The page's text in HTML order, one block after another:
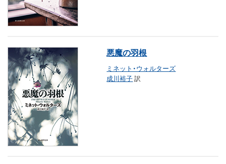
悪魔の羽根
ミネット・ウォルターズ
成川裕子訳